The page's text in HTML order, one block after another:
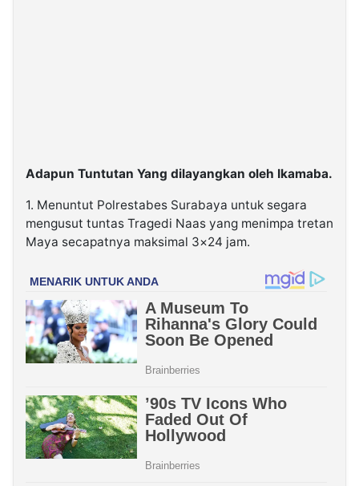
Adapun Tuntutan Yang dilayangkan oleh Ikamaba.
1. Menuntut Polrestabes Surabaya untuk segara
mengusut tuntas Tragedi Naas yang menimpa tretan
Maya secapatnya maksimal 3×24 jam.